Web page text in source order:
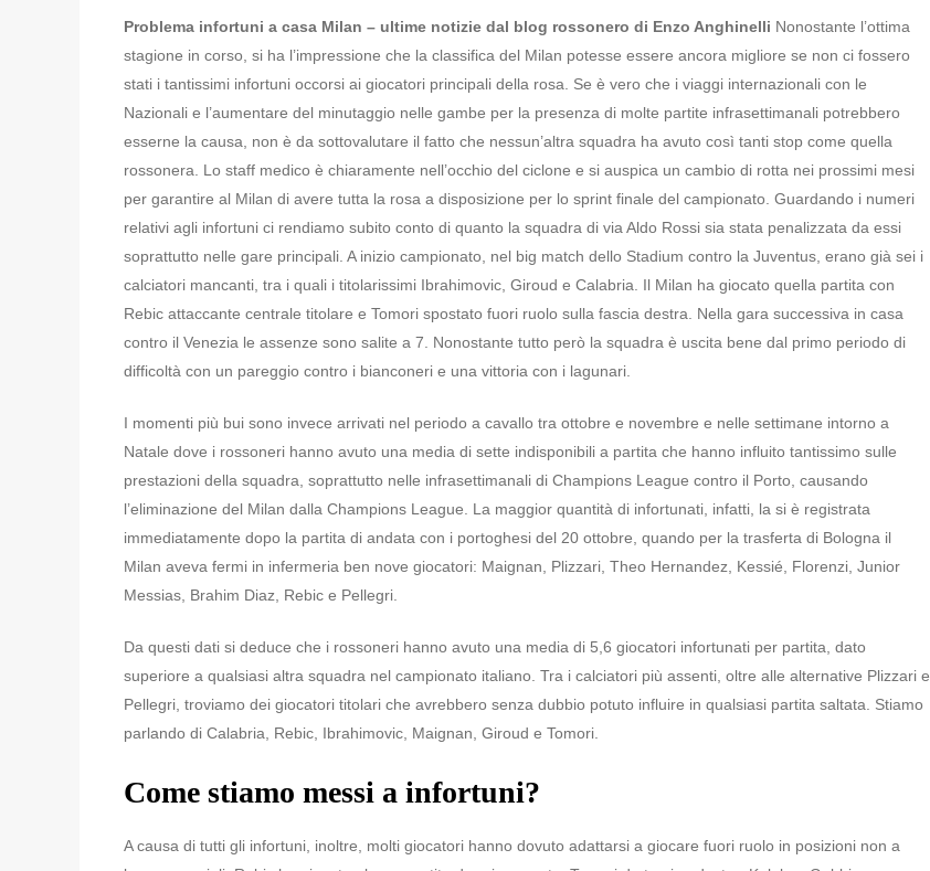
Problema infortuni a casa Milan – ultime notizie dal blog rossonero di Enzo Anghinelli Nonostante l’ottima
stagione in corso, si ha l’impressione che la classifica del Milan potesse essere ancora migliore se non ci fossero
stati i tantissimi infortuni occorsi ai giocatori principali della rosa. Se è vero che i viaggi internazionali con le
Nazionali e l’aumentare del minutaggio nelle gambe per la presenza di molte partite infrasettimanali potrebbero
esserne la causa, non è da sottovalutare il fatto che nessun’altra squadra ha avuto così tanti stop come quella
rossonera. Lo staff medico è chiaramente nell’occhio del ciclone e si auspica un cambio di rotta nei prossimi mesi
per garantire al Milan di avere tutta la rosa a disposizione per lo sprint finale del campionato. Guardando i numeri
relativi agli infortuni ci rendiamo subito conto di quanto la squadra di via Aldo Rossi sia stata penalizzata da essi
soprattutto nelle gare principali. A inizio campionato, nel big match dello Stadium contro la Juventus, erano già sei i
calciatori mancanti, tra i quali i titolarissimi Ibrahimovic, Giroud e Calabria. Il Milan ha giocato quella partita con
Rebic attaccante centrale titolare e Tomori spostato fuori ruolo sulla fascia destra. Nella gara successiva in casa
contro il Venezia le assenze sono salite a 7. Nonostante tutto però la squadra è uscita bene dal primo periodo di
difficoltà con un pareggio contro i bianconeri e una vittoria con i lagunari.
I momenti più bui sono invece arrivati nel periodo a cavallo tra ottobre e novembre e nelle settimane intorno a
Natale dove i rossoneri hanno avuto una media di sette indisponibili a partita che hanno influito tantissimo sulle
prestazioni della squadra, soprattutto nelle infrasettimanali di Champions League contro il Porto, causando
l’eliminazione del Milan dalla Champions League. La maggior quantità di infortunati, infatti, la si è registrata
immediatamente dopo la partita di andata con i portoghesi del 20 ottobre, quando per la trasferta di Bologna il
Milan aveva fermi in infermeria ben nove giocatori: Maignan, Plizzari, Theo Hernandez, Kessié, Florenzi, Junior
Messias, Brahim Diaz, Rebic e Pellegri.
Da questi dati si deduce che i rossoneri hanno avuto una media di 5,6 giocatori infortunati per partita, dato
superiore a qualsiasi altra squadra nel campionato italiano. Tra i calciatori più assenti, oltre alle alternative Plizzari e
Pellegri, troviamo dei giocatori titolari che avrebbero senza dubbio potuto influire in qualsiasi partita saltata. Stiamo
parlando di Calabria, Rebic, Ibrahimovic, Maignan, Giroud e Tomori.
Come stiamo messi a infortuni?
A causa di tutti gli infortuni, inoltre, molti giocatori hanno dovuto adattarsi a giocare fuori ruolo in posizioni non a